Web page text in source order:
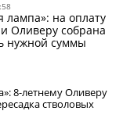
лампа»: на оплату
Оливеру собрана
нужной суммы
8-летнему Оливеру
стволовых